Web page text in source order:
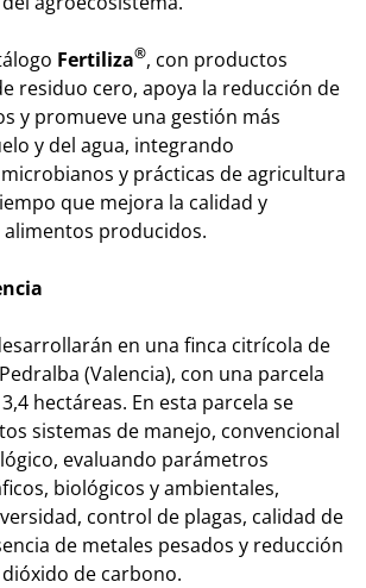
Fertiliza®, con productos
residuo cero, apoya la reducción de
y promueve una gestión más
y del agua, integrando
y prácticas de agricultura
que mejora la calidad y
producidos.
en una finca citrícola de
(Valencia), con una parcela
hectáreas. En esta parcela se
sistemas de manejo, convencional
evaluando parámetros
biológicos y ambientales,
control de plagas, calidad de
de metales pesados y reducción
de carbono.